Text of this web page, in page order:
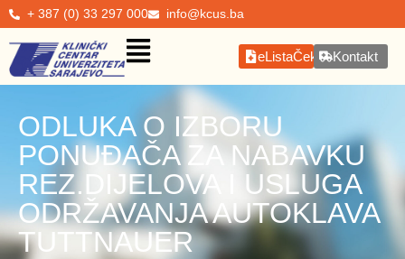
+ 387 (0) 33 297 000 info@kcus.ba
eListaČekanjaKontakt
ODLUKA O IZBORU
PONUĐAČA ZA NABAVKU
REZ.DIJELOVA I USLUGA
ODRŽAVANJA AUTOKLAVA
TUTTNAUER